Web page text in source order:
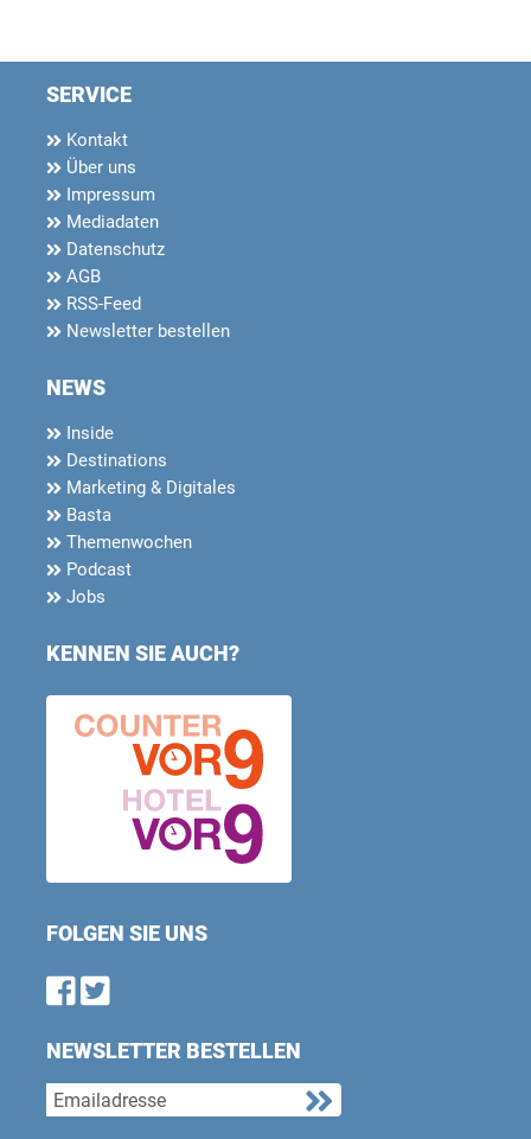
SERVICE
Kontakt
Über uns
Impressum
Mediadaten
Datenschutz
AGB
RSS-Feed
Newsletter bestellen
NEWS
Inside
Destinations
Marketing & Digitales
Basta
Themenwochen
Podcast
Jobs
KENNEN SIE AUCH?
FOLGEN SIE UNS
Find us on Facebook
Follow us on Twitter
NEWSLETTER BESTELLEN